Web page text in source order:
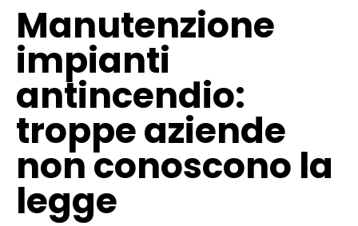
Manutenzione
impianti
antincendio:
troppe aziende
non conoscono la
legge